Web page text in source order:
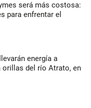
será más costosa:
para enfrentar el
energía a
orillas del río Atrato, en